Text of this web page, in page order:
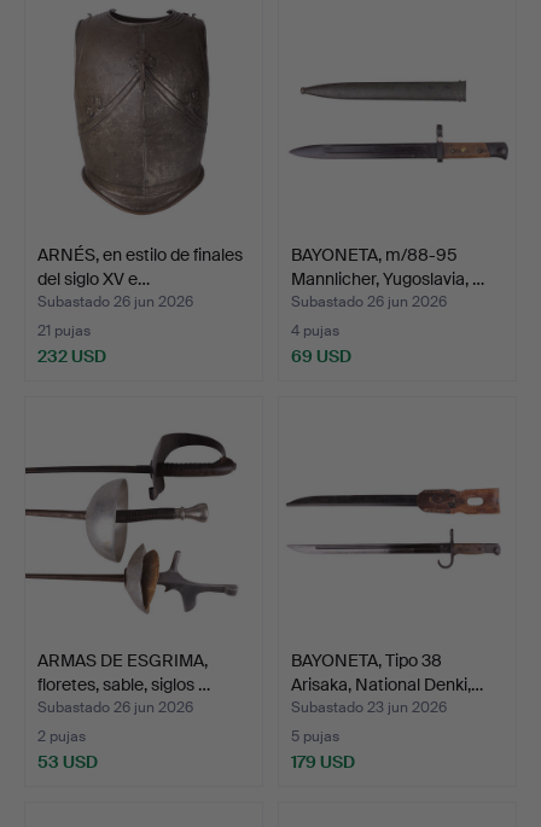
ARNÉS, en estilo de finales
del siglo XV e…
Subastado 26 jun 2026
21 pujas
232 USD
BAYONETA, m/88-95
Mannlicher, Yugoslavia, …
Subastado 26 jun 2026
4 pujas
69 USD
ARMAS DE ESGRIMA,
floretes, sable, siglos …
Subastado 26 jun 2026
2 pujas
53 USD
BAYONETA, Tipo 38
Arisaka, National Denki,…
Subastado 23 jun 2026
5 pujas
179 USD